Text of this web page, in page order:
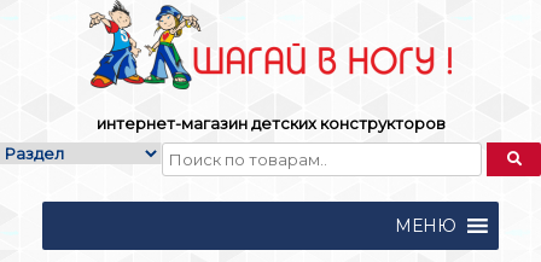
интернет-магазин детских конструкторов
МЕНЮ